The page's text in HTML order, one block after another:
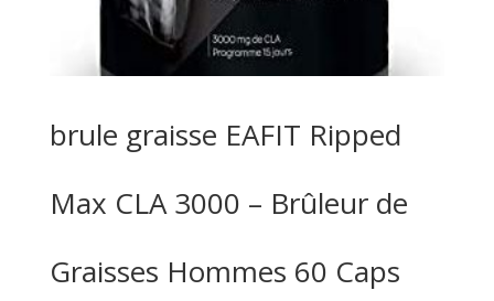
brule graisse EAFIT Ripped
Max CLA 3000 – Brûleur de
Graisses Hommes 60 Caps